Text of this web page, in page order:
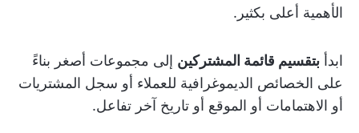
الأهمية أعلى بكثير.
ابدأ بتقسيم قائمة المشتركين إلى مجموعات أصغر بناءً
على الخصائص الديموغرافية للعملاء أو سجل المشتريات
أو الاهتمامات أو الموقع أو تاريخ آخر تفاعل.